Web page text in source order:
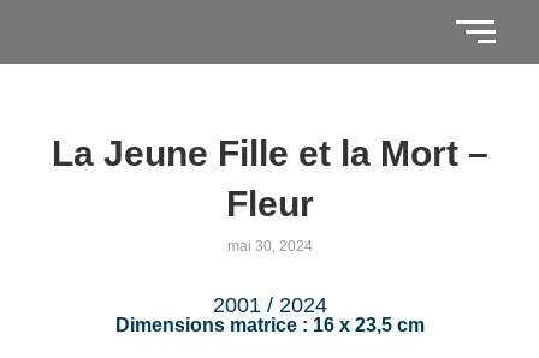
La Jeune Fille et la Mort –
Fleur
mai 30, 2024
2001 / 2024
Dimensions matrice : 16 x 23,5 cm